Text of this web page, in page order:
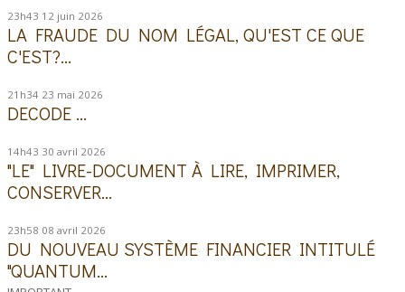
23h43 12 juin 2026
LA FRAUDE DU NOM LÉGAL, QU'EST CE QUE
C'EST?...
21h34 23 mai 2026
DECODE ...
14h43 30 avril 2026
"LE" LIVRE-DOCUMENT À LIRE, IMPRIMER,
CONSERVER...
23h58 08 avril 2026
DU NOUVEAU SYSTÈME FINANCIER INTITULÉ
"QUANTUM...